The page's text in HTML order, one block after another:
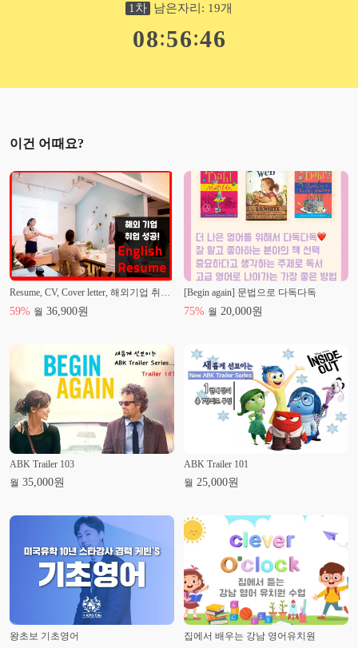
2005.02~현재 : 삼성 SDS 멀티캠퍼스와 제휴 - 영어교육과정 컨텐츠
2008.01 : '미드 자막없이 즐겨라' 1권 출판 [(주)이퍼블릭]
2015~2016 : [한국산업기술진흥원] 영어 면접심사
1 차 남은자리: 19개
08:56:45
이건 어때요?
59% 월 36,900원
[Begin again] 문법으로 다독다독
75% 월 20,000원
ABK Trailer 103
월 35,000원
ABK Trailer 101
월 25,000원
왕초보 기초영어 집에서 배우는 강남 영어유치원